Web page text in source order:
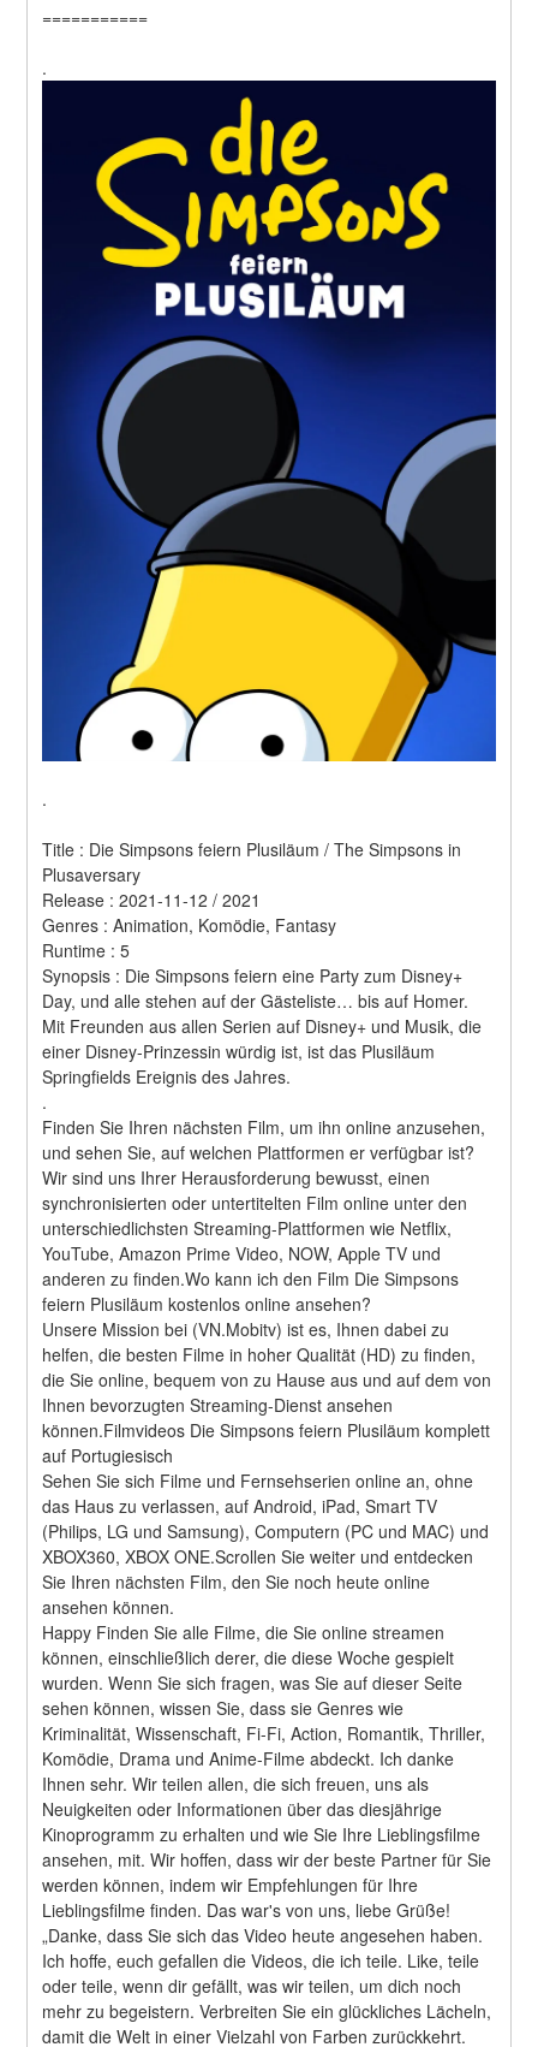
===========
.
.
Title : Die Simpsons feiern Plusiläum / The Simpsons in
Plusaversary
Release : 2021-11-12 / 2021
Genres : Animation, Komödie, Fantasy
Runtime : 5
Synopsis : Die Simpsons feiern eine Party zum Disney+
Day, und alle stehen auf der Gästeliste… bis auf Homer.
Mit Freunden aus allen Serien auf Disney+ und Musik, die
einer Disney-Prinzessin würdig ist, ist das Plusiläum
Springfields Ereignis des Jahres.
.
Finden Sie Ihren nächsten Film, um ihn online anzusehen,
und sehen Sie, auf welchen Plattformen er verfügbar ist?
Wir sind uns Ihrer Herausforderung bewusst, einen
synchronisierten oder untertitelten Film online unter den
unterschiedlichsten Streaming-Plattformen wie Netflix,
YouTube, Amazon Prime Video, NOW, Apple TV und
anderen zu finden.Wo kann ich den Film Die Simpsons
feiern Plusiläum kostenlos online ansehen?
Unsere Mission bei (VN.Mobitv) ist es, Ihnen dabei zu
helfen, die besten Filme in hoher Qualität (HD) zu finden,
die Sie online, bequem von zu Hause aus und auf dem von
Ihnen bevorzugten Streaming-Dienst ansehen
können.Filmvideos Die Simpsons feiern Plusiläum komplett
auf Portugiesisch
Sehen Sie sich Filme und Fernsehserien online an, ohne
das Haus zu verlassen, auf Android, iPad, Smart TV
(Philips, LG und Samsung), Computern (PC und MAC) und
XBOX360, XBOX ONE.Scrollen Sie weiter und entdecken
Sie Ihren nächsten Film, den Sie noch heute online
ansehen können.
Happy Finden Sie alle Filme, die Sie online streamen
können, einschließlich derer, die diese Woche gespielt
wurden. Wenn Sie sich fragen, was Sie auf dieser Seite
sehen können, wissen Sie, dass sie Genres wie
Kriminalität, Wissenschaft, Fi-Fi, Action, Romantik, Thriller,
Komödie, Drama und Anime-Filme abdeckt. Ich danke
Ihnen sehr. Wir teilen allen, die sich freuen, uns als
Neuigkeiten oder Informationen über das diesjährige
Kinoprogramm zu erhalten und wie Sie Ihre Lieblingsfilme
ansehen, mit. Wir hoffen, dass wir der beste Partner für Sie
werden können, indem wir Empfehlungen für Ihre
Lieblingsfilme finden. Das war's von uns, liebe Grüße!
„Danke, dass Sie sich das Video heute angesehen haben.
Ich hoffe, euch gefallen die Videos, die ich teile. Like, teile
oder teile, wenn dir gefällt, was wir teilen, um dich noch
mehr zu begeistern. Verbreiten Sie ein glückliches Lächeln,
damit die Welt in einer Vielzahl von Farben zurückkehrt.